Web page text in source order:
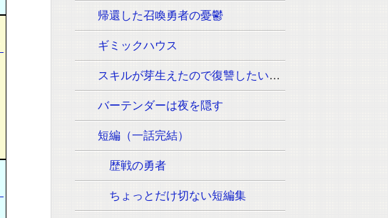
帰還した召喚勇者の憂鬱
ギミックハウス
スキルが芽生えたので復讐したいと思います
バーテンダーは夜を隠す
短編（一話完結）
歴戦の勇者
ちょっとだけ切ない短編集